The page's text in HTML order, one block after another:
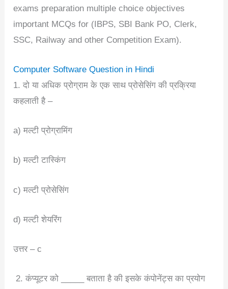
exams preparation multiple choice objectives
important MCQs for (IBPS, SBI Bank PO, Clerk,
SSC, Railway and other Competition Exam).
Computer Software Question in Hindi
1. दो या अधिक प्रोग्राम के एक साथ प्रोसेसिंग की प्रक्रिया
कहलाती है –
a) मल्टी प्रोग्रामिंग
b) मल्टी टास्किंग
c) मल्टी प्रोसेसिंग
d) मल्टी शेयरिंग
उत्तर – c
2. कंप्यूटर को _____ बताता है की इसके कंपोनेंट्स का प्रयोग